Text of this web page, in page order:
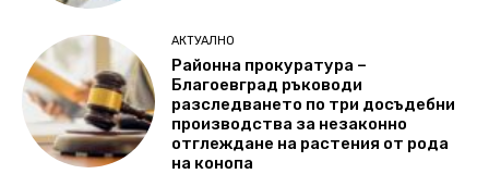
АКТУАЛНО
Районна прокуратура –
Благоевград ръководи
разследването по три досъдебни
производства за незаконно
отглеждане на растения от рода
на конопа